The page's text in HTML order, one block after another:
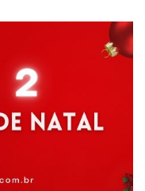
nos dar um
no seu amor
que veio dar sua
Feliz Natal!